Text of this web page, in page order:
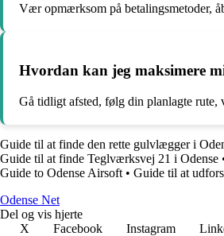
Vær opmærksom på betalingsmetoder,
Hvordan kan jeg maksimere
Gå tidligt afsted, følg din planlagte
Guide til at finde den rette gulvlægger i
Guide til at finde Teglværksvej 21 i Odense
Guide to Odense Airsoft • Guide til at
Odense Net
Del og vis hjerte
X
Facebook Instagram